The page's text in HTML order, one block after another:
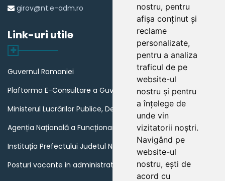
nostru, pentru
afișa conținut și
reclame
personalizate,
pentru a analiza
traficul de pe
website-ul
nostru și pentru
a înțelege de
unde vin
vizitatorii noștri.
Navigând pe
website-ul
nostru, ești de
acord cu
girov@nt.e-adm.ro
Link-uri utile
Guvernul Romaniei
Plaftorma E-Consultare a Guvernului Romaniei
Ministerul Lucrărilor Publice, Dezvoltării și Administrației
Agenția Națională a Funcționarilor Publici
Instituția Prefectului Judetul Neamt
Posturi vacante in administratia publica din Romania